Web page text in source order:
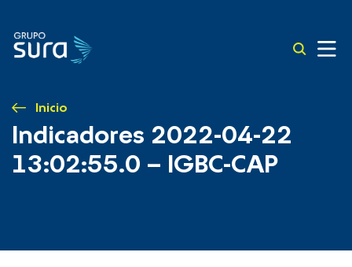
Inicio
Indicadores 2022-04-22
13:02:55.0 – IGBC-CAP